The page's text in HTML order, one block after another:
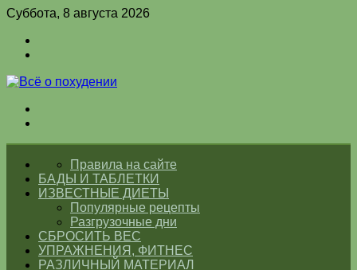
Суббота, 8 августа 2026
ГЛАВНАЯПравила на сайте
БАДЫ И ТАБЛЕТКИ
ИЗВЕСТНЫЕ ДИЕТЫ
Популярные рецепты
Разгрузочные дни
СБРОСИТЬ ВЕС
УПРАЖНЕНИЯ, ФИТНЕС
РАЗЛИЧНЫЙ МАТЕРИАЛ